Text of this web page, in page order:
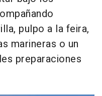
pulpo a la feira,
marineras o un
preparaciones